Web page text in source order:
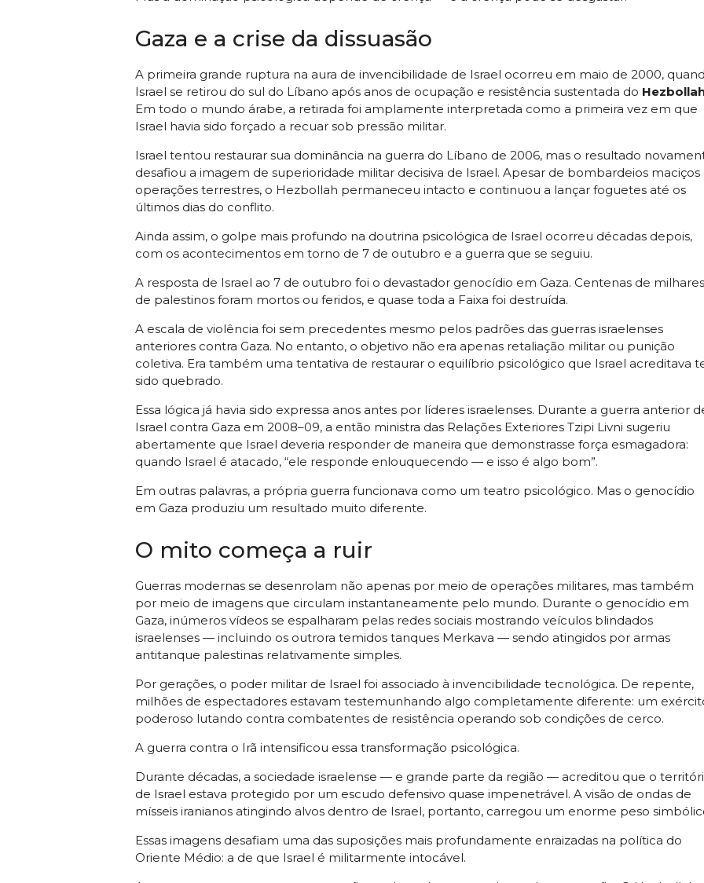
Gaza e a crise da dissuasão
A primeira grande ruptura na aura de invencibilidade de Israel ocorreu em maio de 2000,
Israel se retirou do sul do Líbano após anos de ocupação e resistência sustentada do
Em todo o mundo árabe, a retirada foi amplamente interpretada como a primeira vez em que
Israel havia sido forçado a recuar sob pressão militar.
Israel tentou restaurar sua dominância na guerra do Líbano de 2006, mas o resultado
desafiou a imagem de superioridade militar decisiva de Israel. Apesar de bombardeios maciços
operações terrestres, o Hezbollah permaneceu intacto e continuou a lançar foguetes até os
últimos dias do conflito.
Ainda assim, o golpe mais profundo na doutrina psicológica de Israel ocorreu décadas depois,
com os acontecimentos em torno de 7 de outubro e a guerra que se seguiu.
A resposta de Israel ao 7 de outubro foi o devastador genocídio em Gaza. Centenas de milhares
de palestinos foram mortos ou feridos, e quase toda a Faixa foi destruída.
A escala de violência foi sem precedentes mesmo pelos padrões das guerras israelenses
anteriores contra Gaza. No entanto, o objetivo não era apenas retaliação militar ou punição
coletiva. Era também uma tentativa de restaurar o equilíbrio psicológico que Israel acreditava
sido quebrado.
Essa lógica já havia sido expressa anos antes por líderes israelenses. Durante a guerra anterior
Israel contra Gaza em 2008–09, a então ministra das Relações Exteriores Tzipi Livni sugeriu
abertamente que Israel deveria responder de maneira que demonstrasse força esmagadora:
quando Israel é atacado, “ele responde enlouquecendo — e isso é algo bom”.
Em outras palavras, a própria guerra funcionava como um teatro psicológico. Mas o genocídio
em Gaza produziu um resultado muito diferente.
O mito começa a ruir
Guerras modernas se desenrolam não apenas por meio de operações militares, mas também
por meio de imagens que circulam instantaneamente pelo mundo. Durante o genocídio em
Gaza, inúmeros vídeos se espalharam pelas redes sociais mostrando veículos blindados
israelenses — incluindo os outrora temidos tanques Merkava — sendo atingidos por armas
antitanque palestinas relativamente simples.
Por gerações, o poder militar de Israel foi associado à invencibilidade tecnológica. De repente,
milhões de espectadores estavam testemunhando algo completamente diferente: um
poderoso lutando contra combatentes de resistência operando sob condições de cerco.
A guerra contra o Irã intensificou essa transformação psicológica.
Durante décadas, a sociedade israelense — e grande parte da região — acreditou que o
de Israel estava protegido por um escudo defensivo quase impenetrável. A visão de ondas de
mísseis iranianos atingindo alvos dentro de Israel, portanto, carregou um enorme peso
Essas imagens desafiam uma das suposições mais profundamente enraizadas na política do
Oriente Médio: a de que Israel é militarmente intocável.